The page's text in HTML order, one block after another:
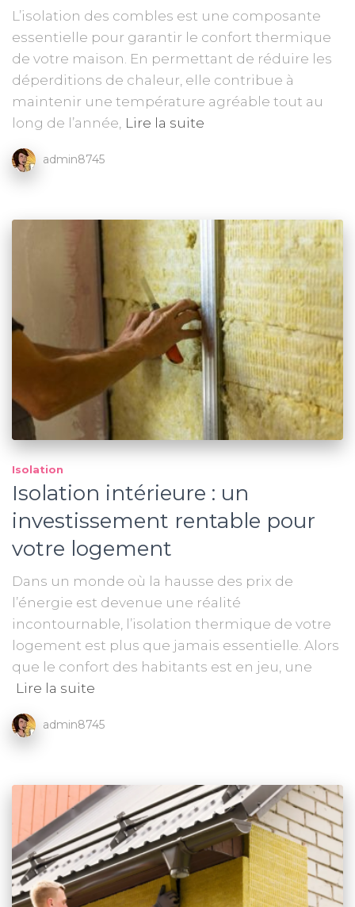
L’isolation des combles est une composante
essentielle pour garantir le confort thermique
de votre maison. En permettant de réduire les
déperditions de chaleur, elle contribue à
maintenir une température agréable tout au
long de l’année, Lire la suite
admin8745
Isolation
Isolation intérieure : un
investissement rentable pour
votre logement
Dans un monde où la hausse des prix de
l’énergie est devenue une réalité
incontournable, l’isolation thermique de votre
logement est plus que jamais essentielle. Alors
que le confort des habitants est en jeu, une
Lire la suite
admin8745